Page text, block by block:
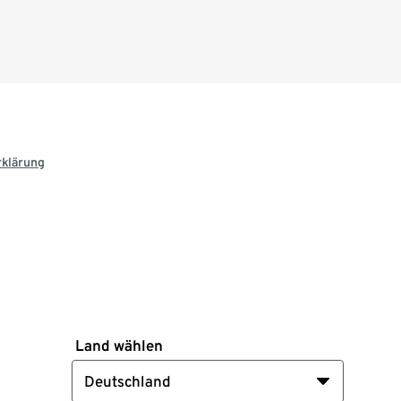
Land wählen
Deutschland